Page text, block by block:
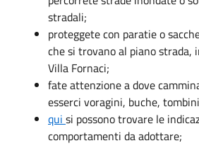
stradali;
proteggete con paratie o
che si trovano al piano strada,
Villa Fornaci;
fate attenzione a dove
esserci voragini, buche,
qui si possono trovare le
comportamenti da adottare;